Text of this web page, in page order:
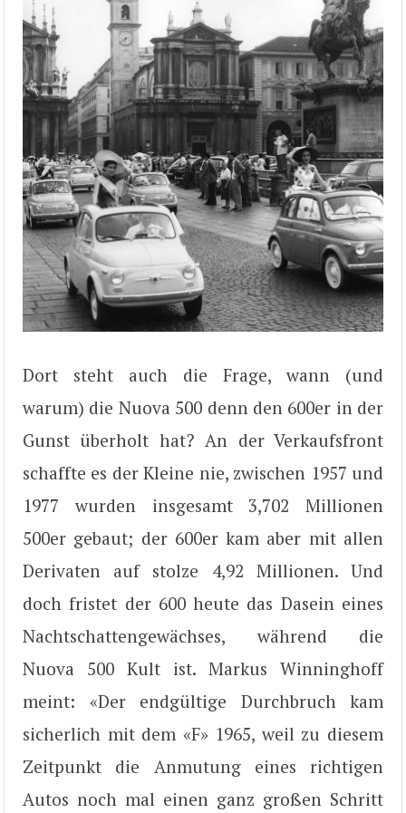
Dort steht auch die Frage, wann (und
warum) die Nuova 500 denn den 600er in der
Gunst überholt hat? An der Verkaufsfront
schaffte es der Kleine nie, zwischen 1957 und
1977 wurden insgesamt 3,702 Millionen
500er gebaut; der 600er kam aber mit allen
Derivaten auf stolze 4,92 Millionen. Und
doch fristet der 600 heute das Dasein eines
Nachtschattengewächses, während die
Nuova 500 Kult ist. Markus Winninghoff
meint: «Der endgültige Durchbruch kam
sicherlich mit dem «F» 1965, weil zu diesem
Zeitpunkt die Anmutung eines richtigen
Autos noch mal einen ganz großen Schritt